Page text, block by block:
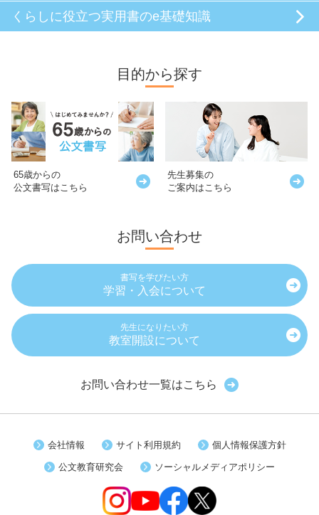
くらしに役立つ実用書のe基礎知識
目的から探す
65歳からの
公文書写はこちら
先生募集の
ご案内はこちら
お問い合わせ
書写を学びたい方
学習・入会について
先生になりたい方
教室開設について
お問い合わせ一覧はこちら
会社情報 サイト利用規約 個人情報保護方針
公文教育研究会 ソーシャルメディアポリシー